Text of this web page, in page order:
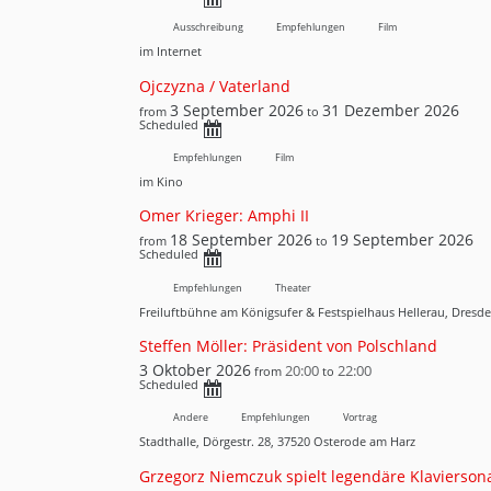
Ausschreibung Empfehlungen Film
im Internet
Ojczyzna / Vaterland
from 3 September 2026 to 31 Dezember 2026
Scheduled
Empfehlungen Film
im Kino
Omer Krieger: Amphi II
from 18 September 2026 to 19 September 2026
Scheduled
Empfehlungen Theater
Freiluftbühne am Königsufer & Festspielhaus Hellerau,
Steffen Möller: Präsident von Polschland
3 Oktober 2026 from 20:00 to 22:00
Scheduled
Andere Empfehlungen Vortrag
Stadthalle, Dörgestr. 28, 37520 Osterode am Harz
Grzegorz Niemczuk spielt legendäre